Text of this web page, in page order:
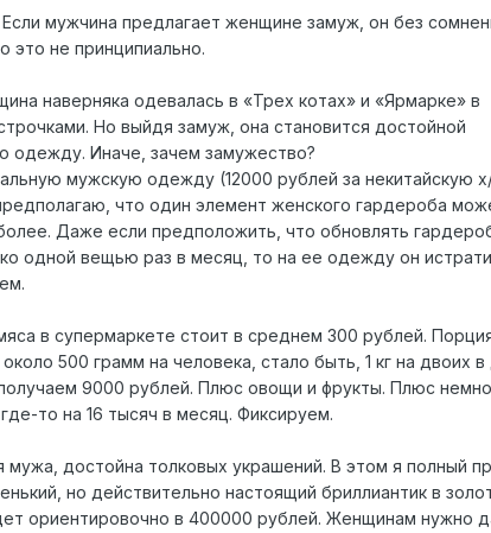
мужчина предлагает женщине замуж, он без
это не принципиально.
наверняка одевалась в «Трех котах» и «Ярмарке» в
Но выйдя замуж, она становится достойной
одежду. Иначе, зачем замужество?
мужскую одежду (12000 рублей за некитайскую
что один элемент женского гардероба
Даже если предположить, что обновлять
одной вещью раз в месяц, то на ее одежду он
в супермаркете стоит в среднем 300 рублей.
500 грамм на человека, стало быть, 1 кг на двоих в
9000 рублей. Плюс овощи и фрукты. Плюс
то на 16 тысяч в месяц. Фиксируем.
достойна толковых украшений. В этом я полный
но действительно настоящий бриллиантик в
ориентировочно в 400000 рублей. Женщинам нужно